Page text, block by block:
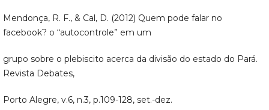
Mendonça, R. F., & Cal, D. (2012) Quem pode falar no
facebook? o “autocontrole” em um
grupo sobre o plebiscito acerca da divisão do estado do Pará.
Revista Debates,
Porto Alegre, v.6, n.3, p.109-128, set.-dez.